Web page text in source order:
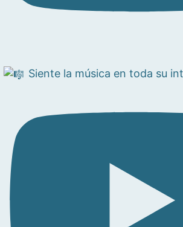
Siente la música en toda su